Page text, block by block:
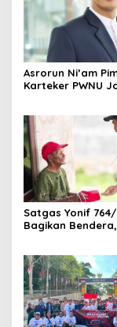
Asrorun Ni’am
Karteker PWNU
Kedua NU
Satgas Yonif 764/
Bagikan